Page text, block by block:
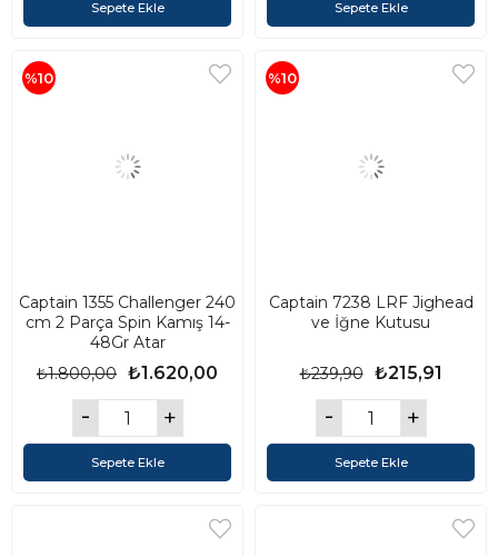
Sepete Ekle Sepete Ekle
Captain 1355 Challenger 240
cm 2 Parça Spin Kamış 14-
48Gr Atar
₺1.620,00
₺1.800,00
Sepete Ekle
%10
Captain 7238 LRF Jighead
ve İğne Kutusu
₺215,91
₺239,90
Sepete Ekle
%10